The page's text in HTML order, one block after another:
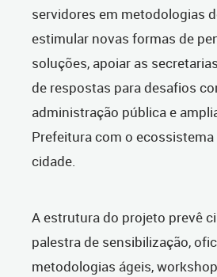
servidores em metodologias
estimular novas formas de
soluções, apoiar as
de respostas para desafios
administração pública e
Prefeitura com o
cidade.
A estrutura do projeto prevê
palestra de sensibilização,
metodologias ágeis,